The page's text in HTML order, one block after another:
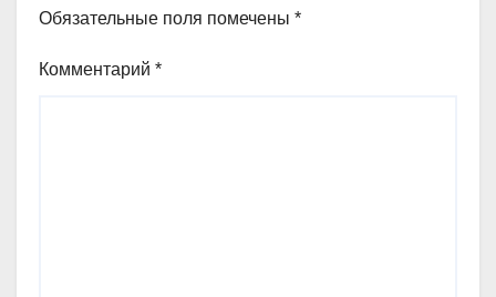
Обязательные поля помечены *
Комментарий *